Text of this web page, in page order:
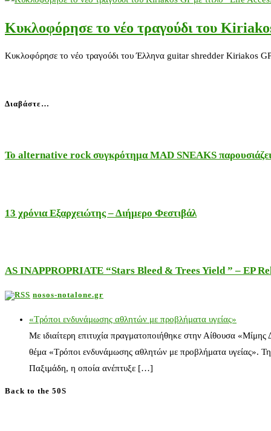
Κυκλοφόρησε το νέο τραγούδι του
Κυκλοφόρησε το νέο τραγούδι του Έλληνα guitar shredder Kiriakos
Διαβάστε…
Το alternative rock συγκρότημα MAD SNEAKS
13 χρόνια Εξαρχειώτης – Διήμερο Φεστιβάλ
AS INAPPROPRIATE “Stars Bleed & Trees Yield ” – EP
nosos-notalone.gr
«Τρόποι ενδυνάμωσης αθλητών με προβλήματα υγείας»
Με ιδιαίτερη επιτυχία πραγματοποιήθηκε στην Αίθουσα
θέμα «Τρόποι ενδυνάμωσης αθλητών με προβλήματα υγείας».
Παξιμάδη, η οποία ανέπτυξε […]
Back to the 50S